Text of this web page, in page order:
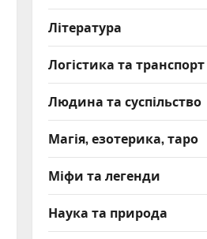
Література
Логістика та транспорт
Людина та суспільство
Магія, езотерика, таро
Міфи та легенди
Наука та природа